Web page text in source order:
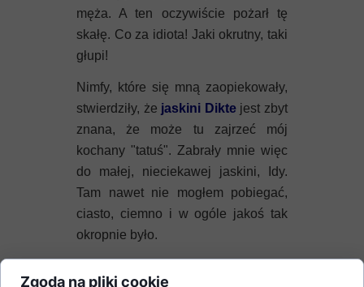
męża. A ten oczywiście pożarł tę
skałę. Co za idiota! Jaki okrutny, taki
głupi!
Nimfy, które się mną zaopiekowały,
stwierdziły, że jaskini Diktejest zbyt
znana, że może tu zajrzeć mój
kochany "tatuś". Zabrały mnie więc
do małej, nieciekawej jaskini, Idy.
Tam nawet nie mogłem pobiegać,
ciasto, ciemno i w ogóle jakoś tak
okropnie było.
Zgoda na pliki cookie